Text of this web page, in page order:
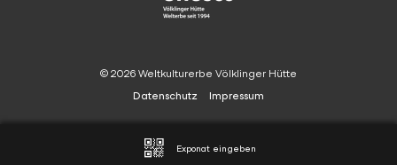
© 2026 Weltkulturerbe Völklinger Hütte
Datenschutz
Impressum
Exponat eingeben